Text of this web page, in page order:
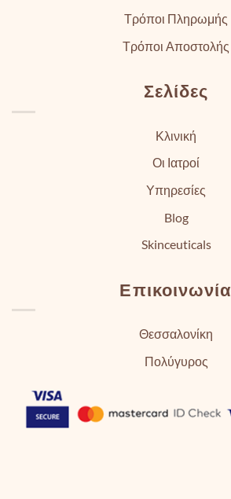
Τρόποι Πληρωμής
Τρόποι Αποστολής
Σελίδες
Κλινική
Οι Ιατροί
Υπηρεσίες
Blog
Skinceuticals
Επικοινωνία
Θεσσαλονίκη
Πολύγυρος